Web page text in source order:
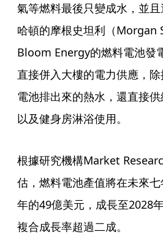
氣等燃料最後只變成水，並
哈頓的摩根史坦利（Morgan
Bloom Energy的燃料電池發
直接併入大樓的電力供應，
電池排出來的熱水，還直接
以及健身房淋浴使用。
根據研究機構Market
估，燃料電池產值將在未來
年的49億美元，成長至2028
複合成長率超過二成。